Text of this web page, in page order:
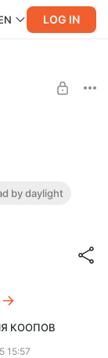
LOG IN
by daylight
КООПОВ
15:57